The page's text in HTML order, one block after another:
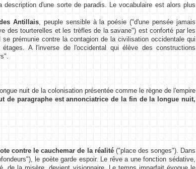
d'une sorte de paradis. Le vocabulaire est alors plus
Antillais, peuple sensible à la poésie ("d'une pensée jamais
des tourterelles et les trèfles de la savane") est conforté par les
prémunie contre la contagion de la civilisation occidentale qui
A l'inverse de l'occidental qui élève des constructions
nuit de la colonisation présentée comme le règne de l'empire
de paragraphe est annonciatrice de la fin de la longue nuit,
contre le cauchemar de la réalité("place des songes"). Dans
le poète garde espoir. Le rêve a une fonction sédative,